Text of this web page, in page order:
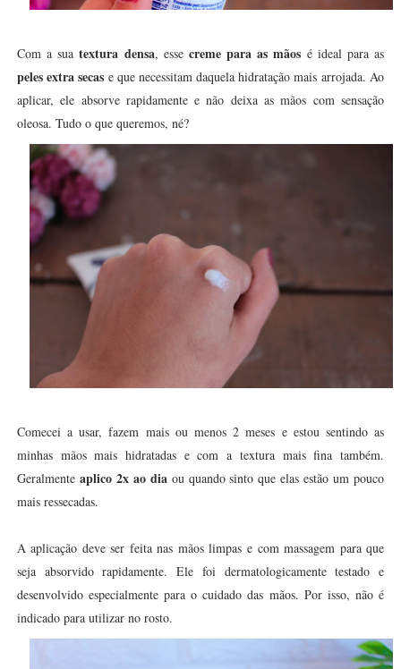
Com a suatextura densa, esse creme para as mãos é ideal para as
peles extra secas e que necessitam daquela hidratação mais arrojada. Ao
aplicar, ele absorve rapidamente e não deixa as mãos com sensação
oleosa. Tudo o que queremos, né?
Comecei a usar, fazem mais ou menos 2 meses e estou sentindo as
minhas mãos mais hidratadas e com a textura mais fina também.
Geralmente aplico 2x ao dia ou quando sinto que elas estão um pouco
mais ressecadas.
A aplicação deve ser feita nas mãos limpas e com massagem para que
seja absorvido rapidamente. Ele foi dermatologicamente testado e
desenvolvido especialmente para o cuidado das mãos. Por isso, não é
indicado para utilizar no rosto.